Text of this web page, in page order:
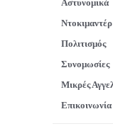
Αστυνομικά
Ντοκιμαντέρ
Πολιτισμός
Συνομωσίες
Μικρές
Επικοινωνία